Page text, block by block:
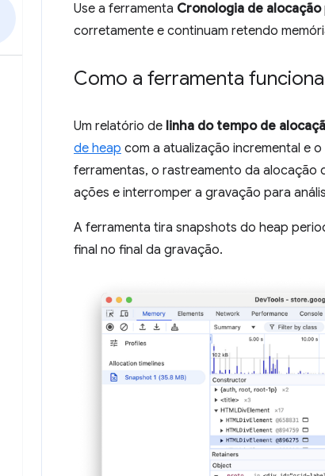
Use a ferramenta Cronologia de alocação
corretamente e continuam retendo
Como a ferramenta funciona
Um relatório de linha do tempo de
de heap com a atualização incremental e
ferramentas, o rastreamento da alocação
ações e interromper a gravação para
A ferramenta tira snapshots do heap
final no final da gravação.